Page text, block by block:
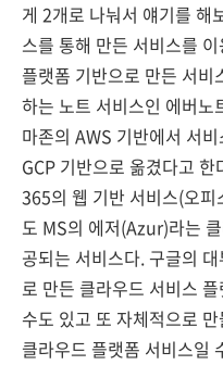
게 2개로 나눠서 얘기를 해
스를 통해 만든 서비스를
플랫폼 기반으로 만든 서비
하는 노트 서비스인 에버
마존의 AWS 기반에서 서
GCP 기반으로 옮겼다고
365의 웹 기반 서비스(오
도 MS의 에저(Azur)라는
공되는 서비스다. 구글의
로 만든 클라우드 서비스
수도 있고 또 자체적으로
클라우드 플랫폼 서비스일